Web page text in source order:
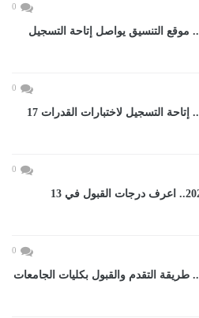
0
تنسيق الجامعات 2026.. موقع التنسيق يواصل إتاحة التسجيل
0
تنسيق الجامعات 2026.. إتاحة التسجيل لاختبارات القدرات 17
0
تنسيق الثانوى العام 2027.. اعرف درجات القبول في 13
0
تنسيق الجامعات 2026.. طريقة التقدم والقبول بكليات الجامعات